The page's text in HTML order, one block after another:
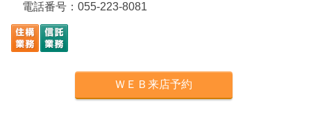
電話番号： 055-223-8081
ＷＥＢ来店予約